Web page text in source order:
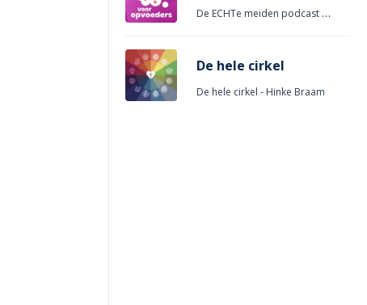
De ECHTe meiden podcast voor Opvoeders
De hele cirkel
De hele cirkel - Hinke Braam